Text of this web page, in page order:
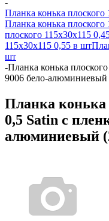
-
Планка конька плоского
Планка конька плоского
плоского 115х30х115
115х30х115 0,55 в шт
шт
-Планка конька
9006 бело-
Планка конька
0,5 Satin с
алюминиевый